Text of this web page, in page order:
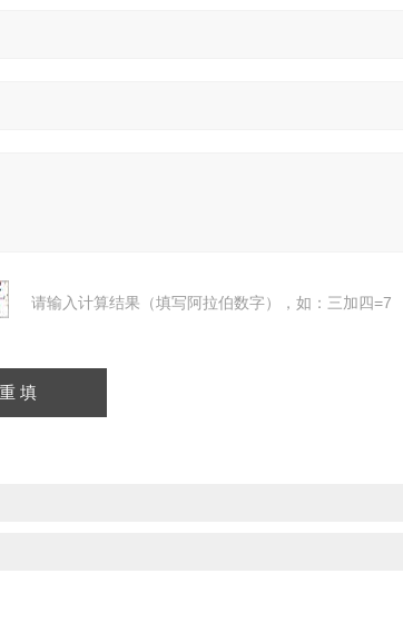
请输入计算结果（填写阿拉伯数字），如：三加四=7